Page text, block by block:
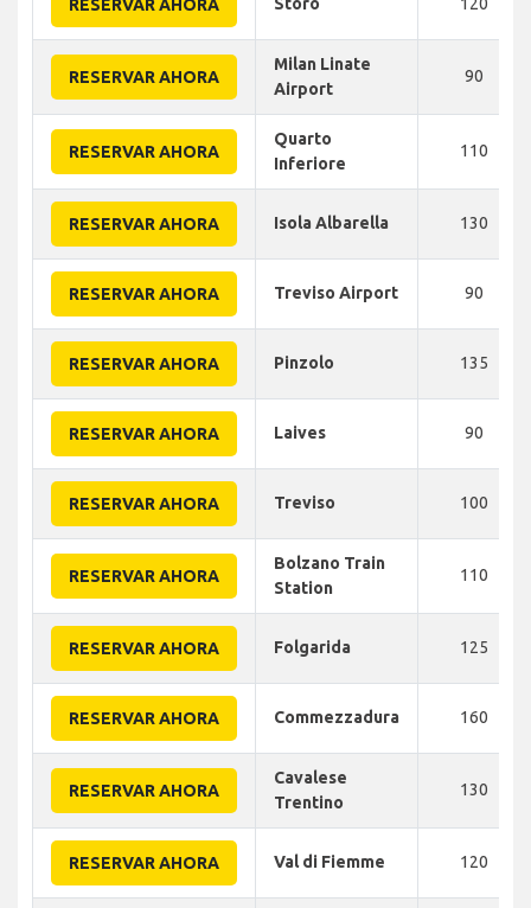
RESERVAR AHORA
RESERVAR AHORA
Milan Linate
Airport
90
RESERVAR AHORA
Quarto
Inferiore
110
RESERVAR AHORA Isola Albarella 130
RESERVAR AHORA Treviso Airport 90
RESERVAR AHORA Pinzolo 135
RESERVAR AHORA Laives 90
RESERVAR AHORA Treviso 100
RESERVAR AHORA
Bolzano Train
Station
110
RESERVAR AHORA Folgarida 125
RESERVAR AHORA Commezzadura 160
RESERVAR AHORA
Cavalese
Trentino
130
RESERVAR AHORA Val di Fiemme 120